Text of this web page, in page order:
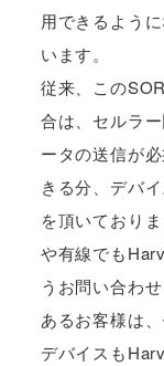
用できるよう
います。
従来、この
合は、セルラ
ータの送信が
きる分、デバ
を頂いており
や有線でも
うお問い合わ
あるお客様は
デバイスも